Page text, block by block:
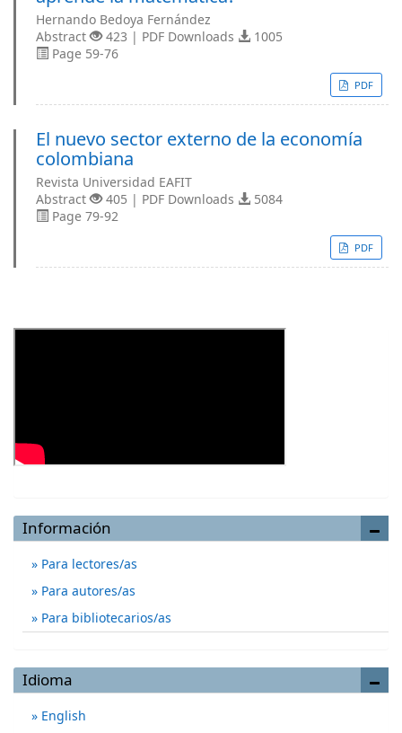
Hernando Bedoya Fernández
Abstract
423 | PDF Downloads
1005
Page 59-76
PDF
El nuevo sector externo de la economía
colombiana
Revista Universidad EAFIT
Abstract
405 | PDF Downloads
5084
Page 79-92
PDF
Información
Para lectores/as
Para autores/as
Para bibliotecarios/as
Idioma
English